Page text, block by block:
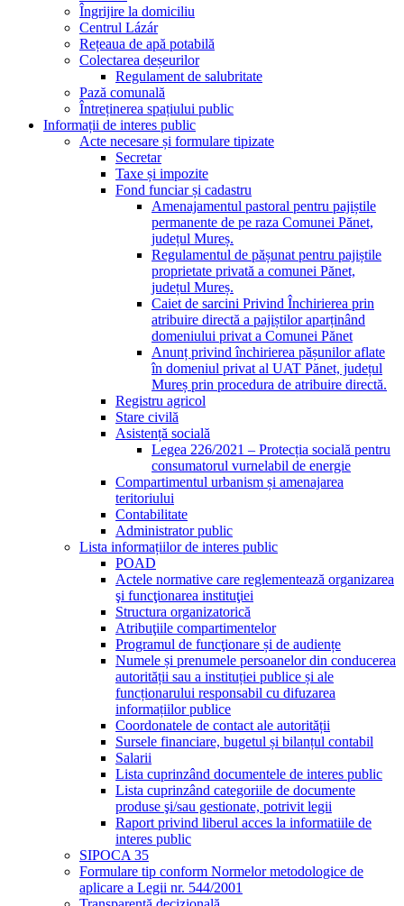
Îngrijire la domiciliu
Centrul Lázár
Rețeaua de apă potabilă
Colectarea deșeurilor
Regulament de salubritate
Pază comunală
Întreținerea spațiului public
Informații de interes public
Acte necesare și formulare tipizate
Secretar
Taxe și impozite
Fond funciar și cadastru
Amenajamentul pastoral pentru pajiștile
permanente de pe raza Comunei Pănet,
județul Mureș.
Regulamentul de pășunat pentru pajiștile
proprietate privată a comunei Pănet,
județul Mureș.
Caiet de sarcini Privind Închirierea prin
atribuire directă a pajiștilor aparținând
domeniului privat a Comunei Pănet
Anunț privind închirierea pășunilor aflate
în domeniul privat al UAT Pănet, județul
Mureș prin procedura de atribuire directă.
Registru agricol
Stare civilă
Asistență socială
Legea 226/2021 – Protecția socială pentru
consumatorul vurnelabil de energie
Compartimentul urbanism și amenajarea
teritoriului
Contabilitate
Administrator public
Lista informațiilor de interes public
POAD
Actele normative care reglementează organizarea
şi funcţionarea instituţiei
Structura organizatorică
Atribuţiile compartimentelor
Programul de funcţionare și de audiențe
Numele și prenumele persoanelor din conducerea
autorității sau a instituției publice și ale
funcționarului responsabil cu difuzarea
informațiilor publice
Coordonatele de contact ale autorității
Sursele financiare, bugetul și bilanțul contabil
Salarii
Lista cuprinzând documentele de interes public
Lista cuprinzând categoriile de documente
produse şi/sau gestionate, potrivit legii
Raport privind liberul acces la informatiile de
interes public
SIPOCA 35
Formulare tip conform Normelor metodologice de
aplicare a Legii nr. 544/2001